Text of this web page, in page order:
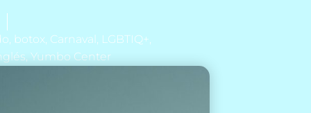
botox Carnaval LGBTIQ+
Yumbo Center